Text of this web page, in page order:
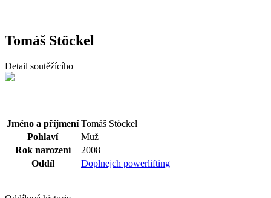
Tomáš Stöckel
Detail soutěžícího
Jméno a příjmení Tomáš Stöckel
Pohlaví
Muž
Rok narození
2008
Oddíl
Doplnejch powerlifting